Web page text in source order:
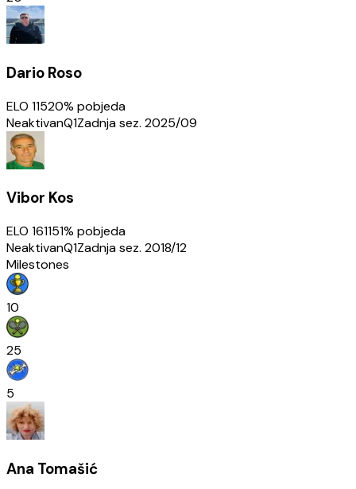
Dario Roso
ELO 11520% pobjeda
NeaktivanQ1Zadnja sez. 2025/09
Vibor Kos
ELO 161151% pobjeda
NeaktivanQ1Zadnja sez. 2018/12
Milestones
10
25
5
Ana Tomašić